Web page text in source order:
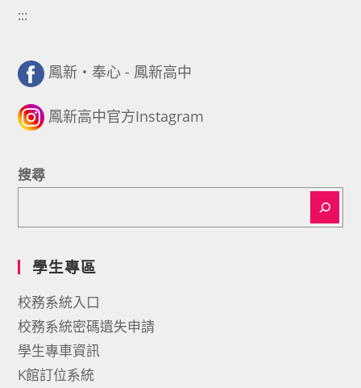
:::
鳳新・奉心 - 鳳新高中
鳳新高中官方Instagram
搜尋
學生專區
校務系統入口
校務系統密碼遺失申請
學生專車資訊
K館訂位系統